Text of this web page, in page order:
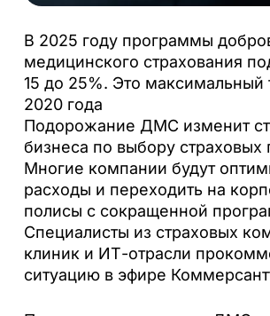
В 2025 году программы
медицинского страхования
15 до 25%. Это максимальный
2020 года
Подорожание ДМС изменит
бизнеса по выбору страховых
Многие компании будут
расходы и переходить на
полисы с сокращенной
Специалисты из страховых
клиник и ИТ-отрасли
ситуацию в эфире